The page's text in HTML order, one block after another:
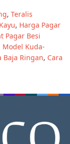
, Teralis
, Harga Pagar
Pagar Besi
Model Kuda-
Baja Ringan, Cara